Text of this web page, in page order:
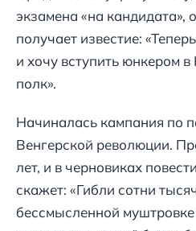
экзамена «на кандидата»,
получает известие:
и хочу вступить юнкером
полк».
Начиналась кампания по
Венгерской революции.
лет, и в черновиках
скажет: «Гибли сотни
бессмысленной